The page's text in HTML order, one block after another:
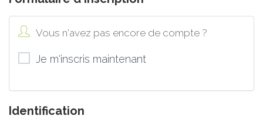
Vous n'avez pas encore de compte ?
Je m'inscris maintenant
Identification